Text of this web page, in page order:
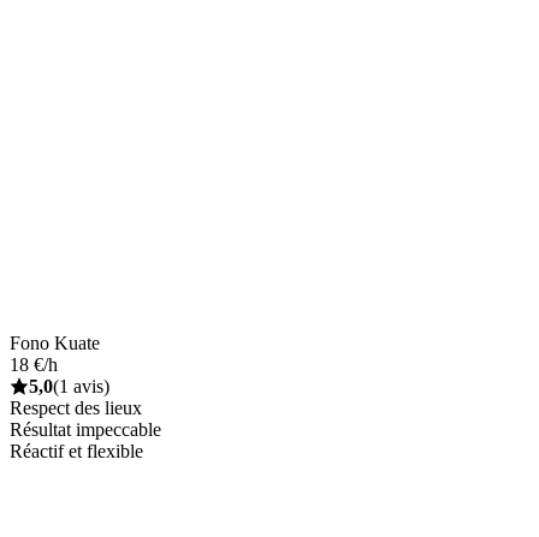
Fono Kuate
18 €/h
5,0(1 avis)
Respect des lieux
Résultat impeccable
Réactif et flexible